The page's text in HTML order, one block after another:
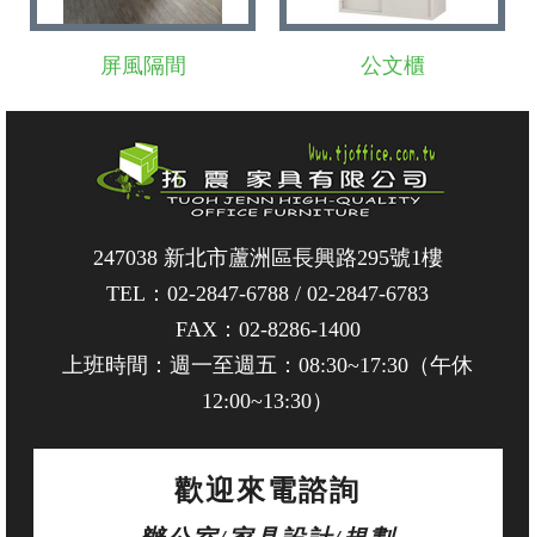
屏風隔間 公文櫃
247038 新北市蘆洲區長興路295號1樓
TEL： 02-2847-6788 / 02-2847-6783
FAX：02-8286-1400
上班時間：週一至週五：08:30~17:30（午休
12:00~13:30）
歡迎來電諮詢